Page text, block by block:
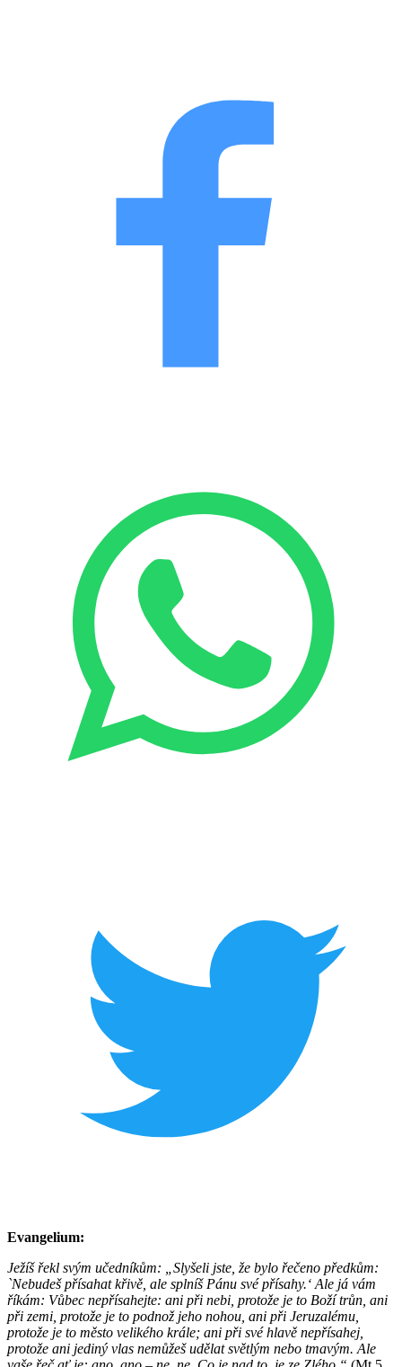
Evangelium:
Ježíš řekl svým učedníkům: „Slyšeli jste, že bylo řečeno předkům:
`Nebudeš přísahat křivě, ale splníš Pánu své přísahy.‘ Ale já vám
říkám: Vůbec nepřísahejte: ani při nebi, protože je to Boží trůn, ani
při zemi, protože je to podnož jeho nohou, ani při Jeruzalému,
protože je to město velikého krále; ani při své hlavě nepřísahej,
protože ani jediný vlas nemůžeš udělat světlým nebo tmavým. Ale